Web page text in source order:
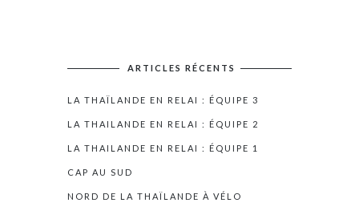
ARTICLES RÉCENTS
LA THAÏLANDE EN RELAI : ÉQUIPE 3
LA THAILANDE EN RELAI : ÉQUIPE 2
LA THAILANDE EN RELAI : ÉQUIPE 1
CAP AU SUD
NORD DE LA THAÏLANDE À VÉLO